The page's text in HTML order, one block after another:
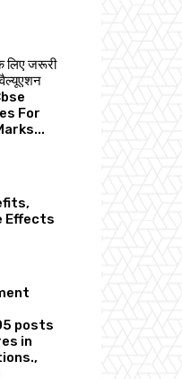
लिए जरूरी
For
Effects
posts
in